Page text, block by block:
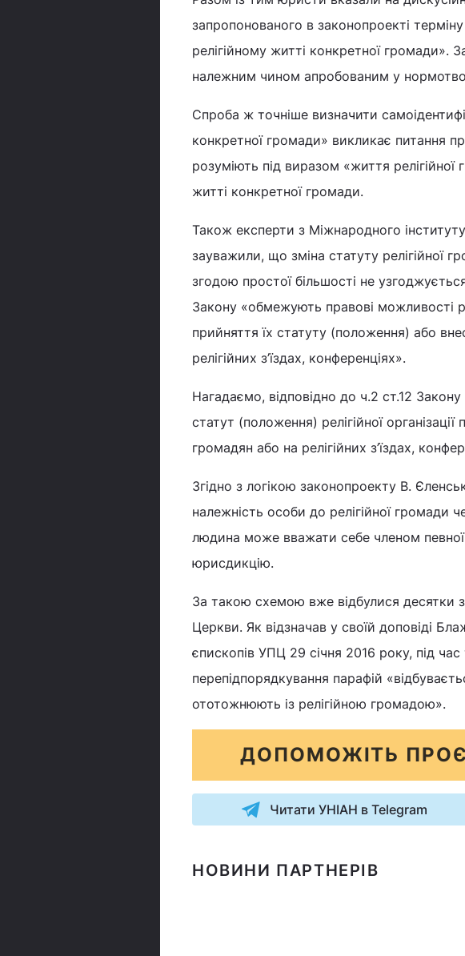
запропонованого в законопроекті
релігійному житті конкретної громади».
належним чином апробованим у
Спроба ж точніше визначити
конкретної громади» викликає питання
розуміють під виразом «життя
житті конкретної громади.
Також експерти з Міжнародного
зауважили, що зміна статуту релігійної
згодою простої більшості не
Закону «обмежують правові можливості
прийняття їх статуту (положення) або
релігійних з’їздах, конференціях».
Нагадаємо, відповідно до ч.2 ст.12 Закону
статут (положення) релігійної
громадян або на релігійних з’їздах,
Згідно з логікою законопроекту В.
належність особи до релігійної громади
людина може вважати себе членом певної
юрисдикцію.
За такою схемою вже відбулися десятки
Церкви. Як відзначав у своїй доповіді
єпископів УПЦ 29 січня 2016 року, під
перепідпорядкування парафій
ототожнюють із релігійною громадою».
ДОПОМОЖІТЬ
Читати УНІАН в Telegram
НОВИНИ ПАРТНЕРІВ